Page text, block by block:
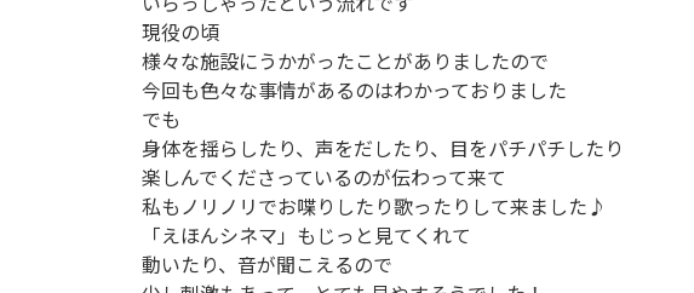
現役の頃
様々な施設にうかがったことがありましたので
今回も色々な事情があるのはわかっておりました
でも
身体を揺らしたり、声をだしたり、目をパチパチしたり
楽しんでくださっているのが伝わって来て
私もノリノリでお喋りしたり歌ったりして来ました♪
「えほんシネマ」もじっと見てくれて
動いたり、音が聞こえるので